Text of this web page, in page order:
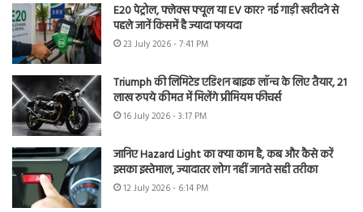
E20 पेट्रोल, फ्लेक्स फ्यूल या EV कार? नई गाड़ी खरीदने से
पहले जानें किसमें है ज्यादा फायदा
23 July 2026 - 7:41 PM
Triumph की लिमिटेड एडिशन बाइक लॉन्च के लिए तैयार, 21
लाख रुपये कीमत में मिलेंगे प्रीमियम फीचर्स
16 July 2026 - 3:17 PM
जानिए Hazard Light का क्या काम है, कब और कैसे करें
इसका इस्तेमाल, ज्यादातर लोग नहीं जानते सही तरीका
12 July 2026 - 6:14 PM